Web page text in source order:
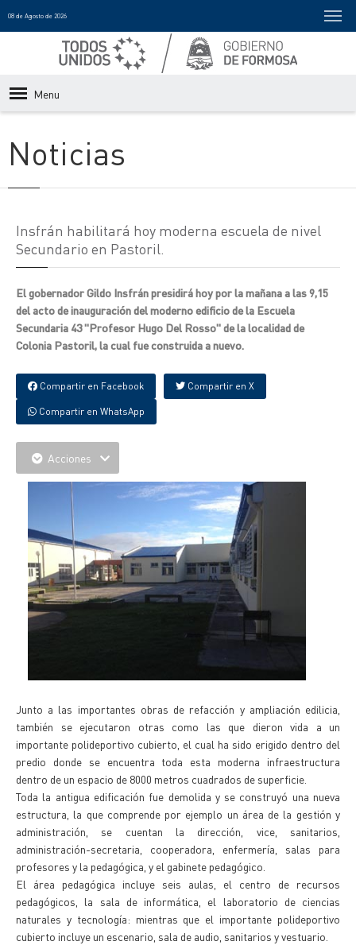
08 de Agosto de 2026
Menu
Noticias
Insfrán habilitará hoy moderna escuela de nivel
Secundario en Pastoril.
El gobernador Gildo Insfrán presidirá hoy por la mañana a las 9,15
del acto de inauguración del moderno edificio de la Escuela
Secundaria 43 "Profesor Hugo Del Rosso" de la localidad de
Colonia Pastoril, la cual fue construida a nuevo.
Compartir en Facebook Compartir en X
Compartir en WhatsApp
Acciones
Junto a las importantes obras de refacción y ampliación edilicia,
también se ejecutaron otras como las que dieron vida a un
importante polideportivo cubierto, el cual ha sido erigido dentro del
predio donde se encuentra toda esta moderna infraestructura
dentro de un espacio de 8000 metros cuadrados de superficie.
Toda la antigua edificación fue demolida y se construyó una nueva
estructura, la que comprende por ejemplo un área de la gestión y
administración, se cuentan la dirección, vice, sanitarios,
administración-secretaria, cooperadora, enfermería, salas para
profesores y la pedagógica, y el gabinete pedagógico.
El área pedagógica incluye seis aulas, el centro de recursos
pedagógicos, la sala de informática, el laboratorio de ciencias
naturales y tecnología: mientras que el importante polideportivo
cubierto incluye un escenario, sala de audio, sanitarios y vestuario.